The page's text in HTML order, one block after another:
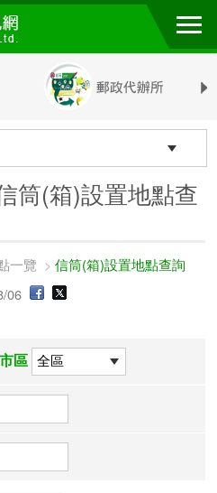
筒(箱)設置地點查
一覽 >信筒(箱)設置地點查詢
06
區